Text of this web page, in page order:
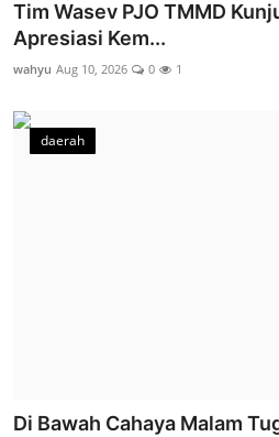
Tim Wasev PJO TMMD
Apresiasi Kem...
wahyu Aug 10, 2026 0 1
daerah
Di Bawah Cahaya Malam